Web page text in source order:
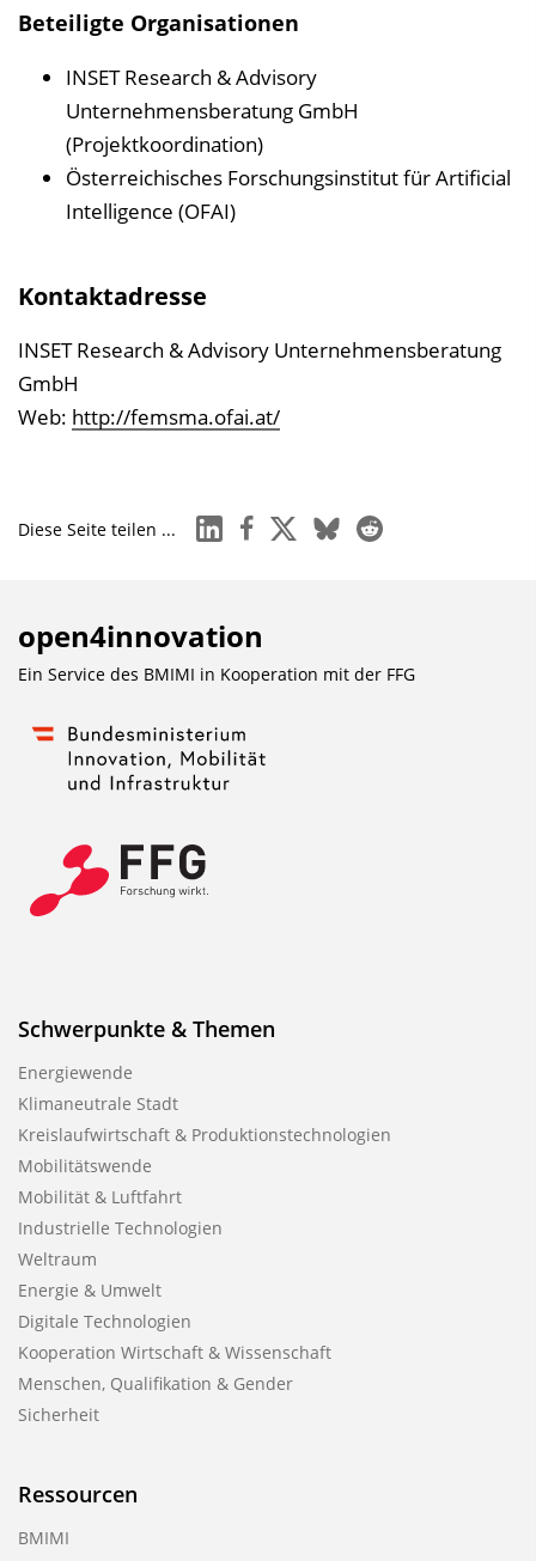
Beteiligte Organisationen
INSET Research & Advisory
Unternehmensberatung GmbH
(Projektkoordination)
Österreichisches Forschungsinstitut für Artificial
Intelligence (OFAI)
Kontaktadresse
INSET Research & Advisory Unternehmensberatung
GmbH
Web: http://femsma.ofai.at/
Diese Seite teilen ... linkedinfacebook
x blueskyreddit
open4innovation
Ein Service des BMIMI in Kooperation mit der FFG
Schwerpunkte & Themen
Energiewende
Klimaneutrale Stadt
Kreislaufwirtschaft & Produktionstechnologien
Mobilitätswende
Mobilität & Luftfahrt
Industrielle Technologien
Weltraum
Energie & Umwelt
Digitale Technologien
Kooperation Wirtschaft & Wissenschaft
Menschen, Qualifikation & Gender
Sicherheit
Ressourcen
BMIMI